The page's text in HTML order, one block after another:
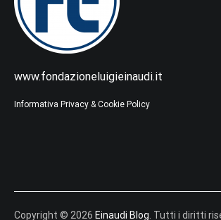
www.fondazioneluigieinaudi.it
Informativa Privacy & Cookie Policy
Copyright © 2026 Einaudi Blog. Tutti i diritti